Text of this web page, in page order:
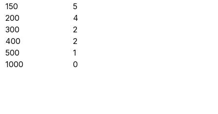
150
5
200
4
300
2
400
2
500
1
1000
0